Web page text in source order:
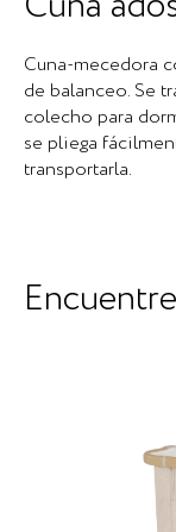
Cuna-mecedora
de balanceo. Se
colecho para
se pliega
transportarla.